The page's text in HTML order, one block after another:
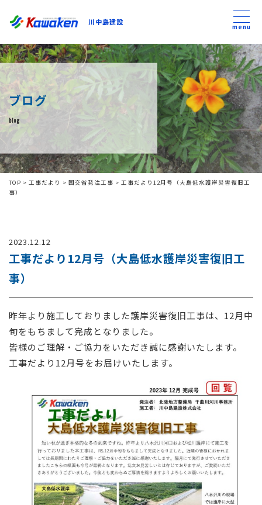
川中島建設
川中島建設
トップ
トピックス
事業内容
私たちについて
コンテンツ
採用情報
お問い合わせ
menu
ブログ
blog
TOP > 工事だより > 国交省発注工事 > 工事だより12月号（大島低水護岸災害復旧工
事）
2023.12.12
工事だより12月号（大島低水護岸災害復旧工
事）
昨年より施工 しておりました護岸災害復旧工事は、12月中
旬をもちまして完成となりました。
皆様のご理解・ご協力をいただき誠に感謝いたします。
工事だより12月号をお届けいたします。